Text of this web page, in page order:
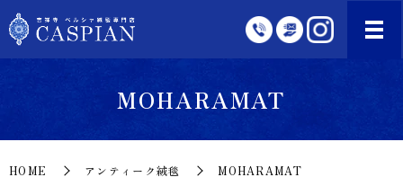
MOHARAMAT
HOME アンティーク絨毯 MOHARAMAT